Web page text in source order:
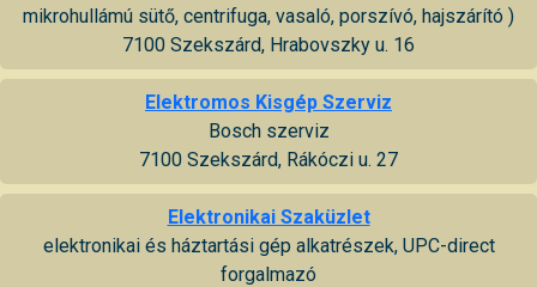
mikrohullámú sütő, centrifuga, vasaló, porszívó, hajszárító )
7100 Szekszárd, Hrabovszky u. 16
Elektromos Kisgép Szerviz
Bosch szerviz
7100 Szekszárd, Rákóczi u. 27
Elektronikai Szaküzlet
elektronikai és háztartási gép alkatrészek, UPC-direct
forgalmazó